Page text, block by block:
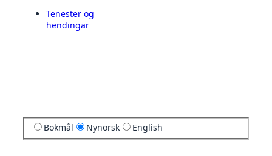
Tenester og
hendingar
Bokmål Nynorsk English